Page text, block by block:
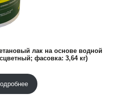
лак на основе водной
фасовка: 3,64 кг)